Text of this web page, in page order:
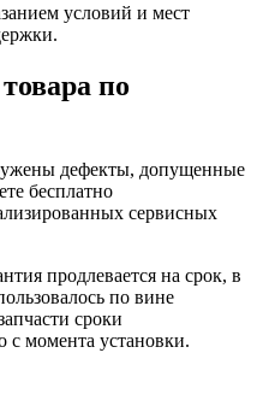
условий и мест
по
дефекты, допущенные
бесплатно
сервисных
продлевается на срок, в
по вине
сроки
с момента установки.